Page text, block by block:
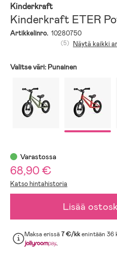
Kinderkraft
Kinderkraft ETER
Artikkelinro. 10280750
(5) Näytä kaikki
Valitse väri: Punainen
Varastossa
68,90 €
Katso hintahistoria
Lisää
Maksa erissä7 €/kkenintään 36
.